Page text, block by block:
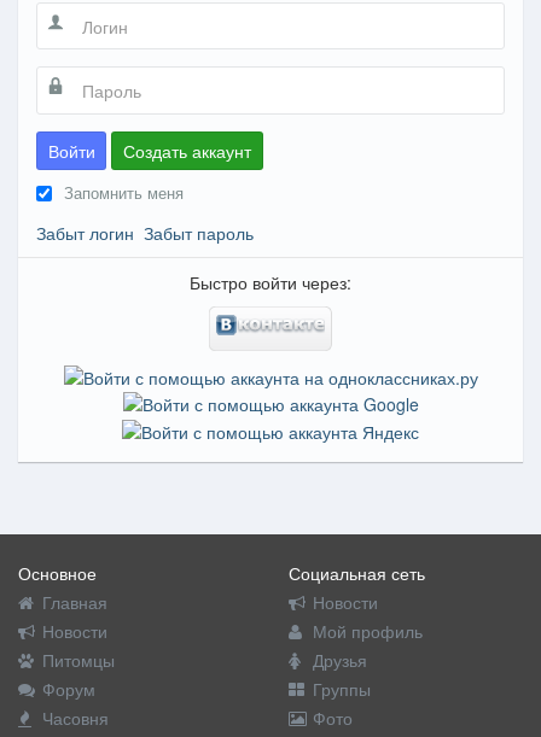
Войти Создать аккаунт
Запомнить меня
Забыт логин Забыт пароль
Быстро войти через:
Основное
Главная
Новости
Питомцы
Форум
Часовня
Социальная сеть
Новости
Мой профиль
Друзья
Группы
Фото